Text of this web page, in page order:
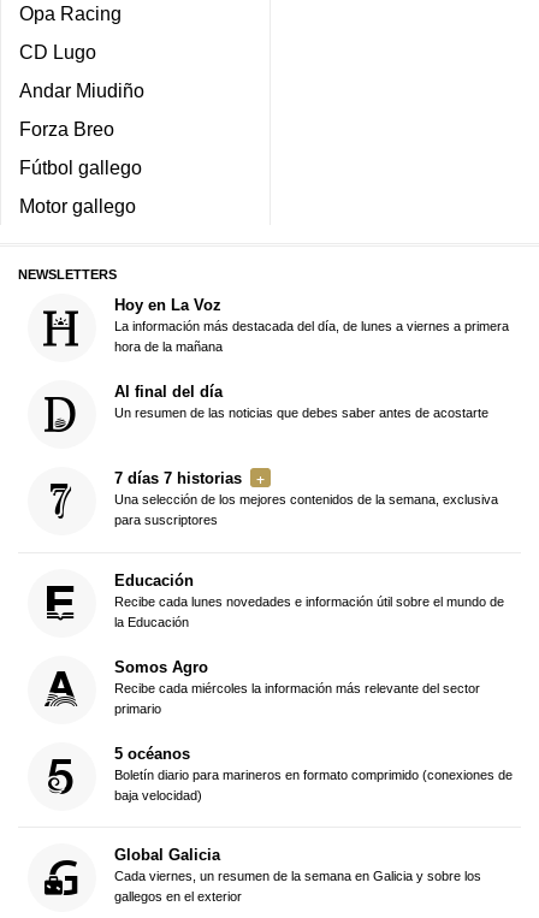
Opa Racing
CD Lugo
Andar Miudiño
Forza Breo
Fútbol gallego
Motor gallego
NEWSLETTERS
Hoy en La Voz
La información más destacada del día, de lunes a viernes a primera
hora de la mañana
Al final del día
Un resumen de las noticias que debes saber antes de acostarte
7 días 7 historias
Una selección de los mejores contenidos de la semana, exclusiva
para suscriptores
Educación
Recibe cada lunes novedades e información útil sobre el mundo de
la Educación
Somos Agro
Recibe cada miércoles la información más relevante del sector
primario
5 océanos
Boletín diario para marineros en formato comprimido (conexiones de
baja velocidad)
Global Galicia
Cada viernes, un resumen de la semana en Galicia y sobre los
gallegos en el exterior